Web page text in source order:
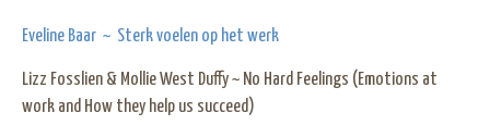
Eveline Baar ~ Sterk voelen op het werk
Lizz Fosslien & Mollie West Duffy ~ No Hard Feelings (Emotions at
work and How they help us succeed)